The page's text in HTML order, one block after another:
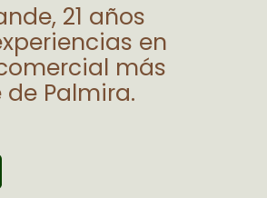
21 años
en
más
Palmira.